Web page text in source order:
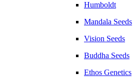
Humboldt
Mandala Seeds
Vision Seeds
Buddha Seeds
Ethos Genetics